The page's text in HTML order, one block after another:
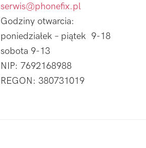
serwis@phonefix.pl
Godziny otwarcia:
poniedziałek – piątek 9-18
sobota 9-13
NIP: 7692168988
REGON: 380731019